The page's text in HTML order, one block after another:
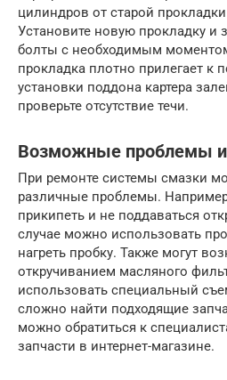
цилиндров от старой
Установите новую прокладку и
болты с необходимым
прокладка плотно прилегает к
установки поддона картера
проверьте отсутствие течи.
Возможные проблемы и
При ремонте системы смазки
различные проблемы.
прикипеть и не поддаваться
случае можно использовать
нагреть пробку. Также могут
откручиванием масляного
использовать специальный
сложно найти подходящие
можно обратиться к
запчасти в интернет-магазине.